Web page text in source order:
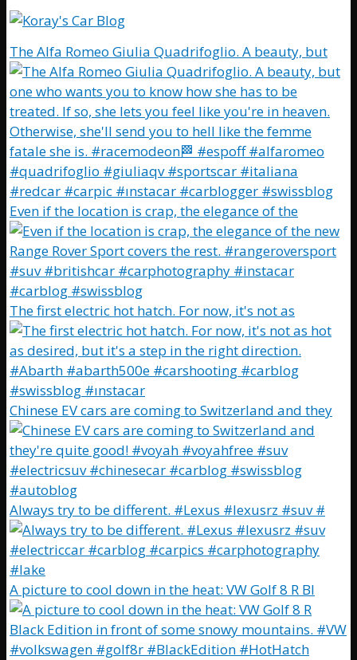
The Alfa Romeo Giulia Quadrifoglio. A beauty, but
Even if the location is crap, the elegance of the
The first electric hot hatch. For now, it's not as
Chinese EV cars are coming to Switzerland and they
Always try to be different. #Lexus #lexusrz #suv #
A picture to cool down in the heat: VW Golf 8 R Bl